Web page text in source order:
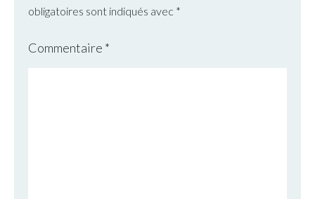
obligatoires sont indiqués avec *
Commentaire *